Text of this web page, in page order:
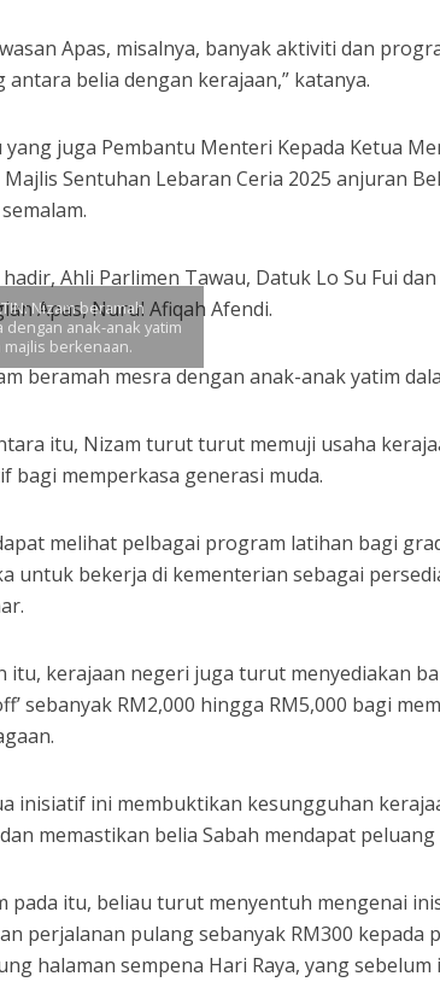
Apas, misalnya, banyak aktiviti dan
antara belia dengan kerajaan,” katanya.
yang juga Pembantu Menteri Kepada Ketua
Majlis Sentuhan Lebaran Ceria 2025 anjuran
Ahli Parlimen Tawau, Datuk Lo Su Fui
Apas, Nurul Afiqah Afendi.
Nizam beramah
dengan anak-anak yatim
majlis berkenaan.
itu, Nizam turut turut memuji usaha
bagi memperkasa generasi muda.
melihat pelbagai program latihan bagi
untuk bekerja di kementerian sebagai
itu, kerajaan negeri juga turut menyediakan
sebanyak RM2,000 hingga RM5,000 bagi
inisiatif ini membuktikan kesungguhan
memastikan belia Sabah mendapat peluang
pada itu, beliau turut menyentuh mengenai
perjalanan pulang sebanyak RM300 kepada
halaman sempena Hari Raya, yang